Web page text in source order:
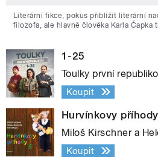
Literární fikce, pokus přiblížit literární
filozofa, ale hlavně člověka Karla Čapka
1-25
Toulky první
Koupit
Hurvínkovy
Miloš Kirschner a
Koupit